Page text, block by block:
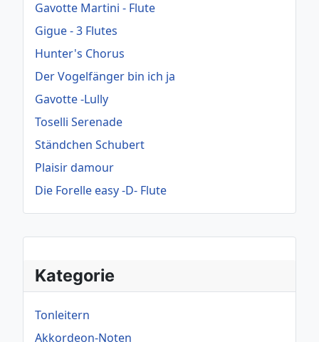
Kategorie
Tonleitern
Akkordeon-Noten
Gavotte Martini - Flute
Gigue - 3 Flutes
Hunter's Chorus
Der Vogelfänger bin ich ja
Gavotte -Lully
Toselli Serenade
Ständchen Schubert
Plaisir damour
Die Forelle easy -D- Flute